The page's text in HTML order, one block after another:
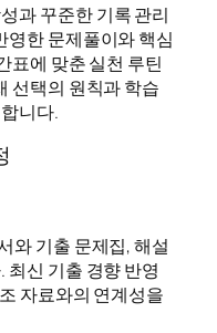
과 꾸준한 기록 관리
영한 문제풀이와 핵심
표에 맞춘 실천 루틴
선택의 원칙과 학습
니다.
와 기출 문제집, 해설
최신 기출 경향 반영
자료와의 연계성을